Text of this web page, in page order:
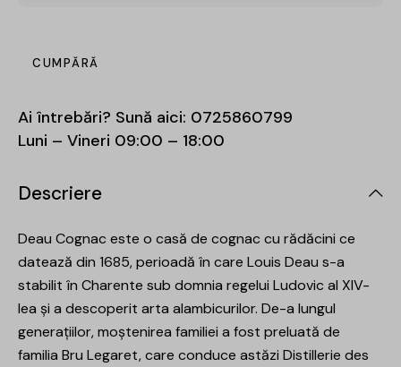
CUMPĂRĂ
Ai întrebări? Sună aici: 0725860799
Luni – Vineri 09:00 – 18:00
Descriere
Deau Cognac este o casă de cognac cu rădăcini ce
datează din 1685, perioadă în care Louis Deau s-a
stabilit în Charente sub domnia regelui Ludovic al XIV-
lea și a descoperit arta alambicurilor. De-a lungul
generațiilor, moștenirea familiei a fost preluată de
familia Bru Legaret, care conduce astăzi Distillerie des